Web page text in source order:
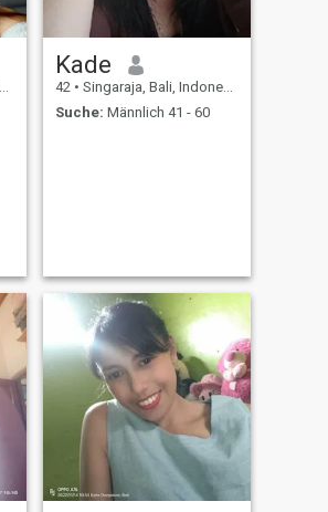
Kade
42 • Singaraja, Bali, Indonesien
Suche: Männlich 41 - 60